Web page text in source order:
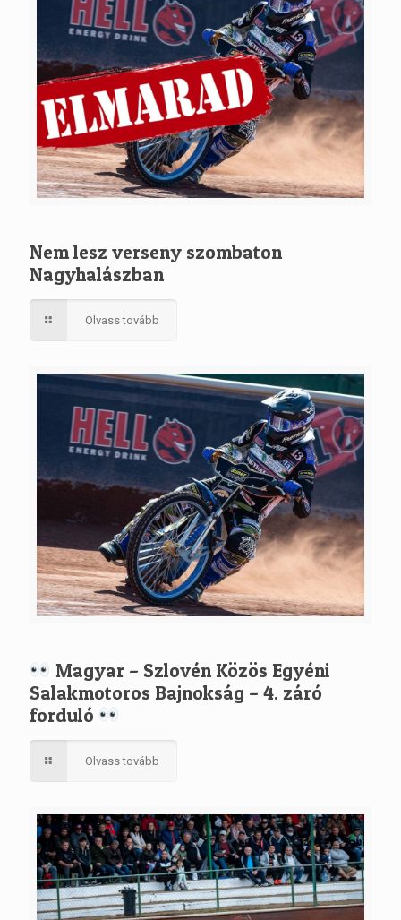
Nem lesz verseny szombaton
Nagyhalászban
Olvass tovább
Magyar – Szlovén Közös Egyéni
Salakmotoros Bajnokság – 4. záró
forduló
Olvass tovább